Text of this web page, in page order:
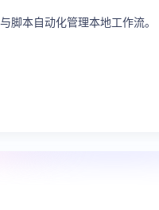
脚本自动化管理本地工作流。